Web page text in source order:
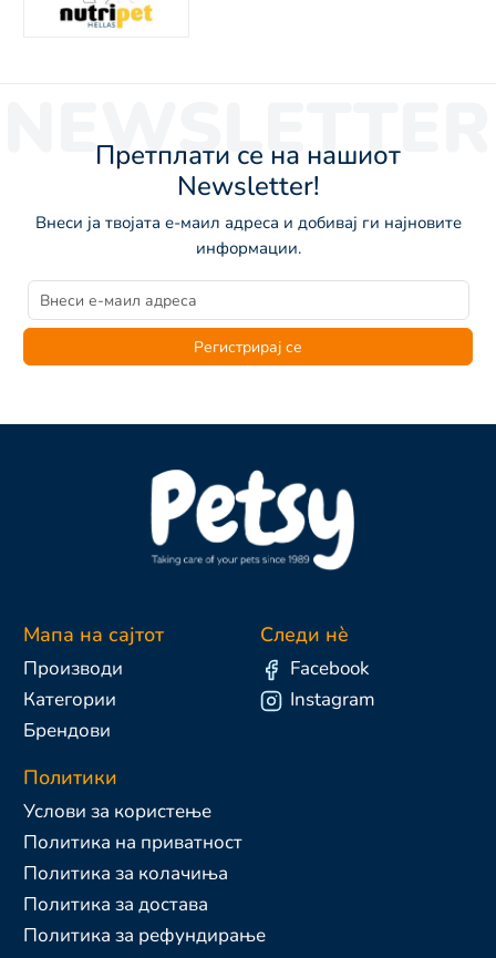
NEWSLETTER
Претплати се на нашиот
Newsletter!
Внеси ја твојата е-маил адреса и добивај ги најновите
информации.
Регистрирај се
Мапа на сајтот
Производи
Категории
Брендови
Политики
Услови за користење
Политика на приватност
Политика за колачиња
Политика за достава
Политика за рефундирање
Следи нè
Facebook
Instagram